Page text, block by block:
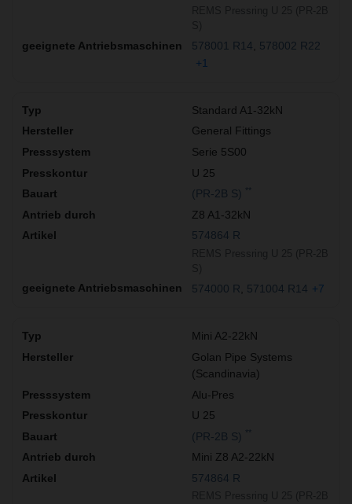
578001 R14
578002 R22
+1
Standard A1-32kN
General Fittings
Serie 5S00
U 25
(PR-2B S)
Z8 A1-32kN
574864 R
574000 R 571004 R14 +7
Mini A2-22kN
Golan Pipe Systems
(Scandinavia)
Alu-Pres
U 25
(PR-2B S)
Mini Z8 A2-22kN
574864 R